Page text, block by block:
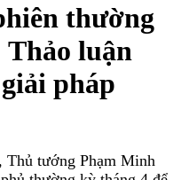
thường
Thảo luận
pháp
Thủ tướng Phạm Minh